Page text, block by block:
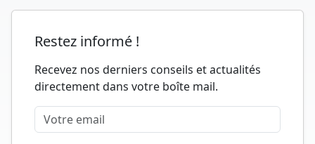
Restez informé !
Recevez nos derniers conseils et actualités
directement dans votre boîte mail.